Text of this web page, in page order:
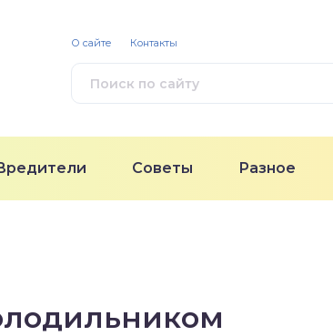
Советы Разное
О сайте Контакты